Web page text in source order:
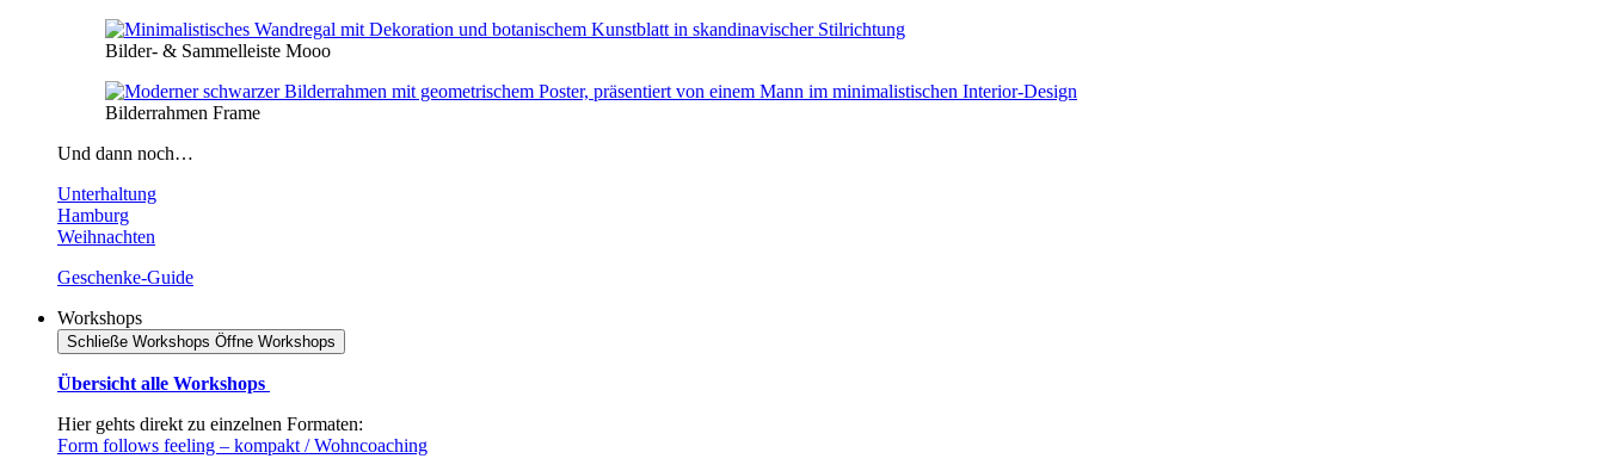
Bilder- & Sammelleiste Mooo
Bilderrahmen Frame
Und dann noch…
Unterhaltung
Hamburg
Weihnachten
Geschenke-Guide
Workshops
Schließe Workshops Öffne Workshops
Übersicht alle Workshops
Hier gehts direkt zu einzelnen Formaten:
Form follows feeling – kompakt / Wohncoaching